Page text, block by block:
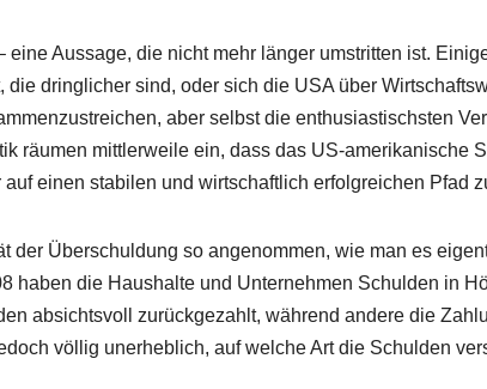
Aussage, die nicht mehr länger umstritten ist.
dringlicher sind, oder sich die USA über
aber selbst die enthusiastischsten
räumen mittlerweile ein, dass das US-amerikanische
einen stabilen und wirtschaftlich erfolgreichen Pfad
der Überschuldung so angenommen, wie man es
haben die Haushalte und Unternehmen Schulden in
absichtsvoll zurückgezahlt, während andere die
völlig unerheblich, auf welche Art die Schulden